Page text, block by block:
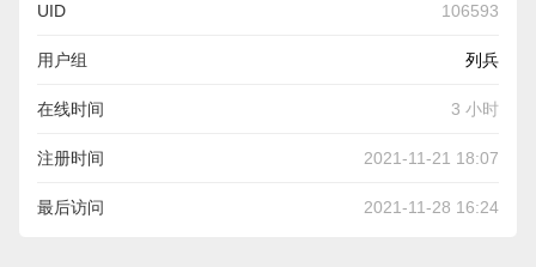
UID 106593
用户组 列兵
在线时间 3 小时
注册时间 2021-11-21 18:07
最后访问 2021-11-28 16:24